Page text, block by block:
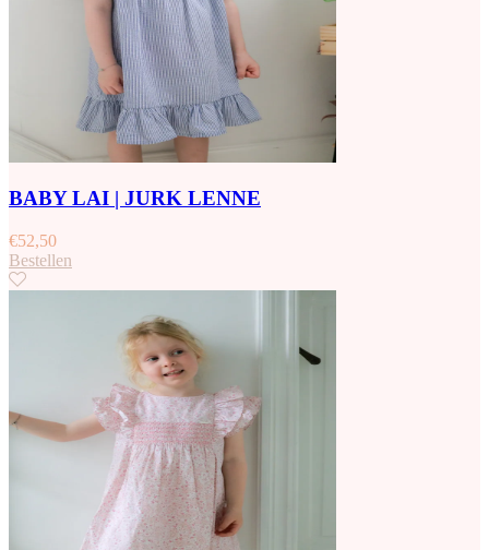
BABY LAI | JURK LENNE
€52,50
Bestellen